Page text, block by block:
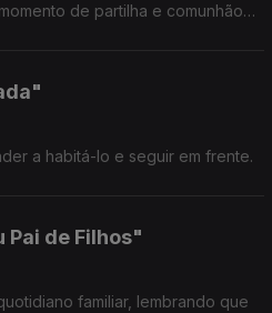
de partilha e comunhão
a habitá-lo e seguir em frente.
Pai de Filhos"
familiar, lembrando que